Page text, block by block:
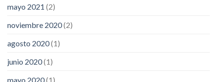
mayo 2021 (2)
noviembre 2020(2)
agosto 2020(1)
junio 2020(1)
mayo 2020(1)